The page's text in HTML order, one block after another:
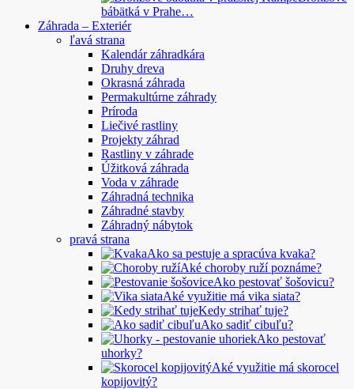
bábätká v Prahe…
Záhrada – Exteriér
ľavá strana
Kalendár záhradkára
Druhy dreva
Okrasná záhrada
Permakultúrne záhrady
Príroda
Liečivé rastliny
Projekty záhrad
Rastliny v záhrade
Úžitková záhrada
Voda v záhrade
Záhradná technika
Záhradné stavby
Záhradný nábytok
pravá strana
Ako sa pestuje a spracúva kvaka?
Aké choroby ruží poznáme?
Ako pestovať šošovicu?
Aké využitie má vika siata?
Kedy strihať tuje?
Ako sadiť cibuľu?
Ako pestovať
uhorky?
Aké využitie má skorocel
kopijovitý?